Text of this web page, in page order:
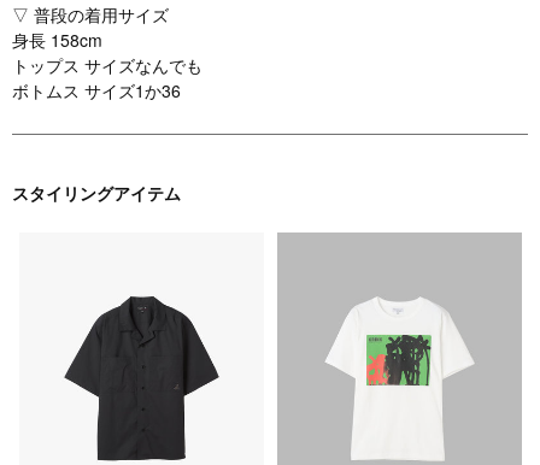
▽ 普段の着用サイズ
身長 158cm
トップス サイズなんでも
ボトムス サイズ1か36
スタイリングアイテム